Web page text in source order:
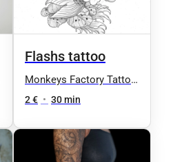
Flashs tattoo
Monkeys Factory Tattoo
& Art
2 € • 30 min